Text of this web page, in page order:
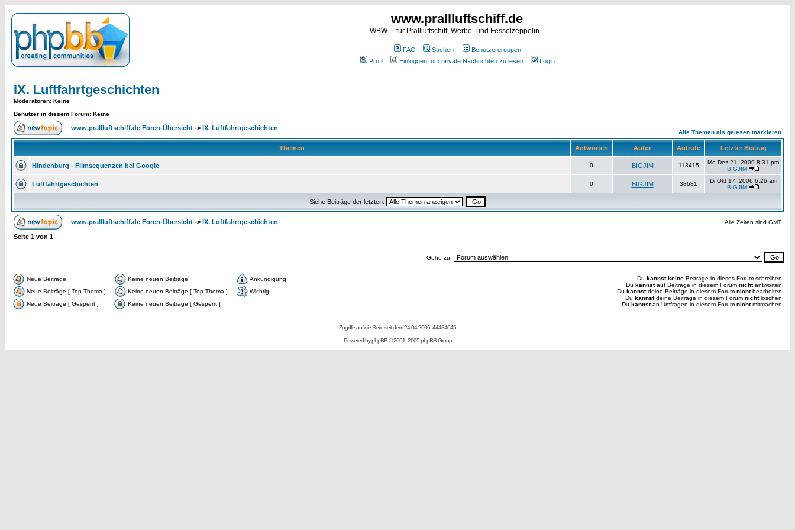
www.prallluftschiff.de
WBW ... für Prallluftschiff, Werbe- und Fesselzeppelin -
FAQ Suchen
Benutzergruppen
Profil
Einloggen, um private Nachrichten zu lesen Login
IX. Luftfahrtgeschichten
Moderatoren: Keine
Benutzer in diesem Forum: Keine
www.prallluftschiff.de Foren-Übersicht -> IX. Luftfahrtgeschichten
Alle Themen als gelesen markieren
Themen Antworten Autor Aufrufe Letzter Beitrag
Hindenburg - Flimsequenzen bei Google 0 BIGJIM 113415
Mo Dez 21, 2009 8:31 pm
BIGJIM
Luftfahrtgeschichten 0 BIGJIM 38681
Di Okt 17, 2006 6:26 am
BIGJIM
Siehe Beiträge der letzten:
www.prallluftschiff.de Foren-Übersicht -> IX. Luftfahrtgeschichten Alle Zeiten sind GMT
Seite 1 von 1
Gehe zu:
Neue Beiträge Keine neuen Beiträge
Ankündigung
Neue Beiträge [ Top-Thema ]
Keine neuen Beiträge [ Top-Thema ]
Wichtig
Neue Beiträge [ Gesperrt ]
Keine neuen Beiträge [ Gesperrt ]
Du kannst keine Beiträge in dieses Forum schreiben.
Du kannstauf Beiträge in diesem Forum nichtantworten.
Du kannstdeine Beiträge in diesem Forum nichtbearbeiten.
Du kannstdeine Beiträge in diesem Forum nichtlöschen.
Du kannstan Umfragen in diesem Forum nichtmitmachen.
Zugriffe auf die Seite seit dem 24.04.2006: 44484045
Powered byphpBB© 2001, 2005 phpBB Group